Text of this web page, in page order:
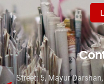
Street: 5, Mayur